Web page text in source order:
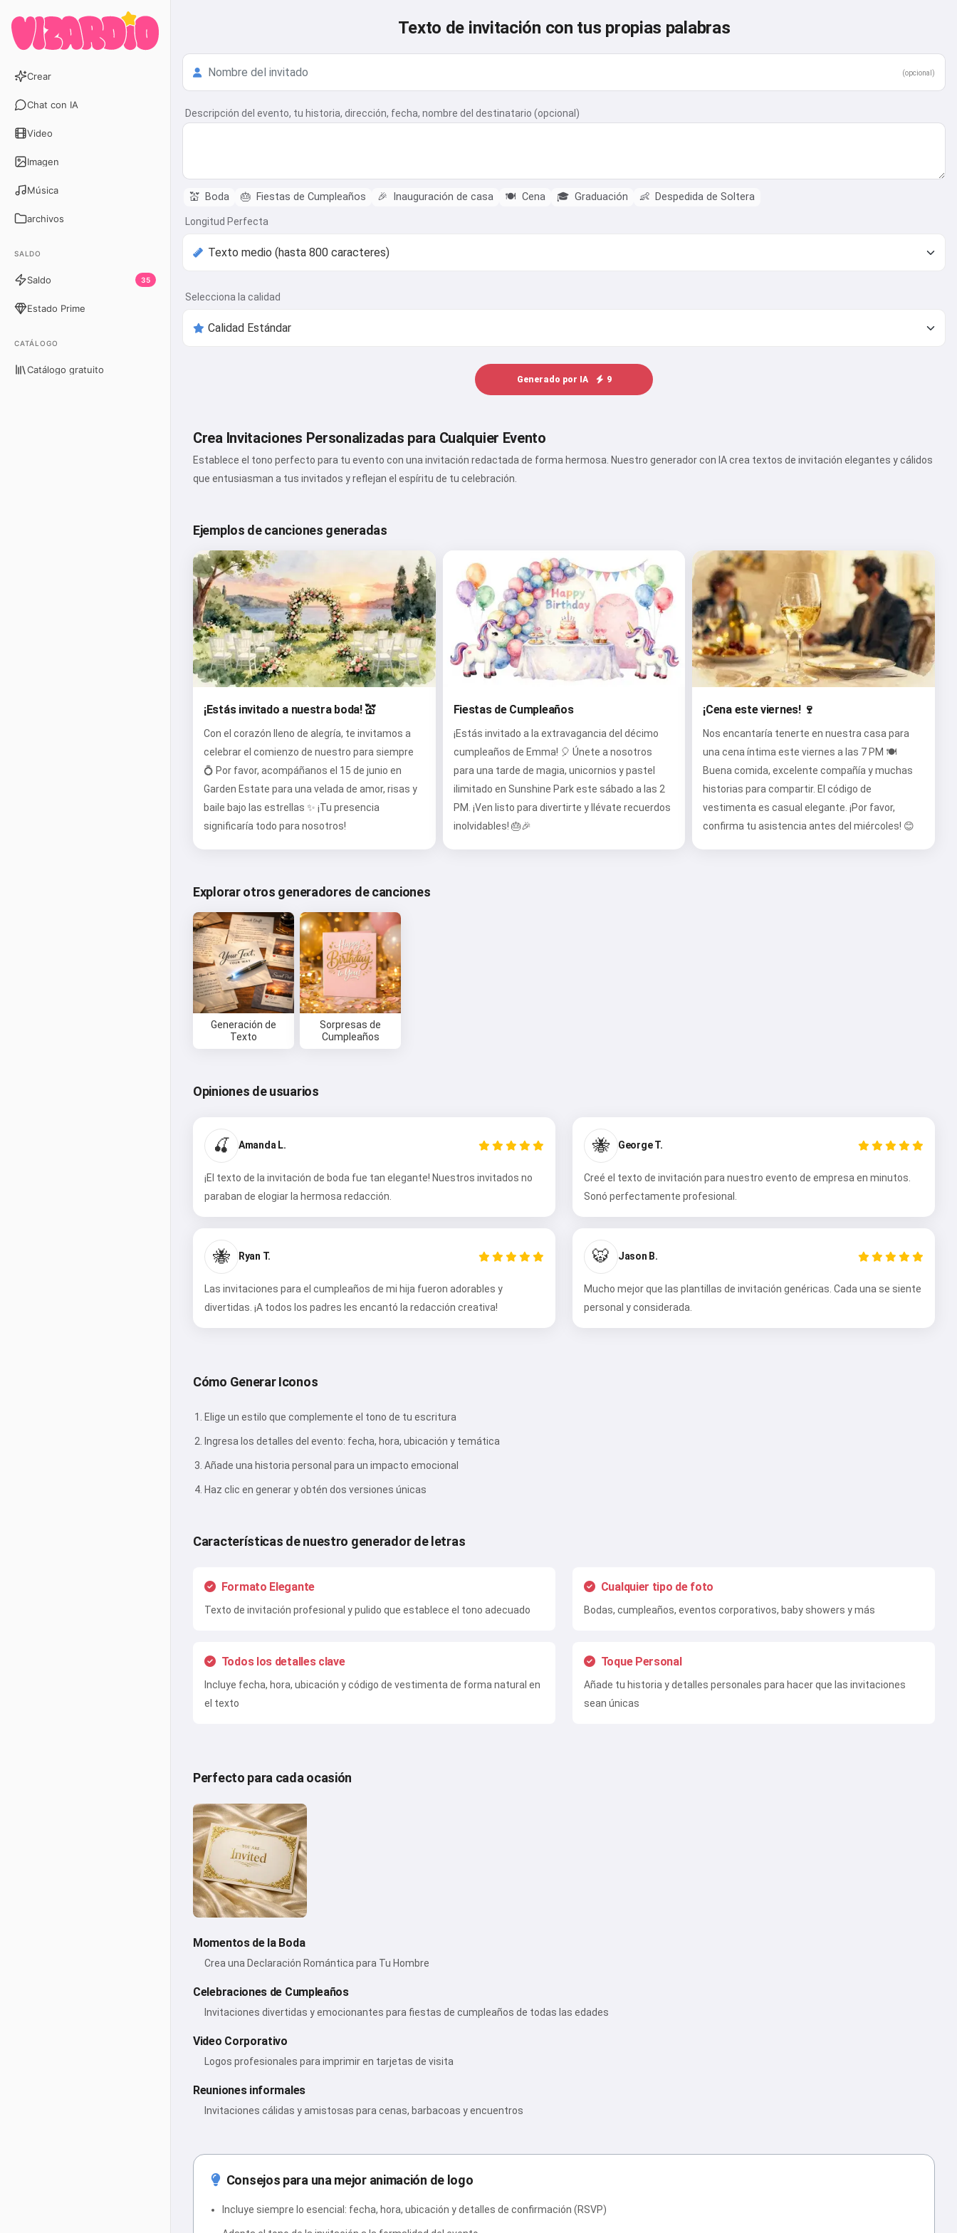
Crear
Chat con IA
Video
Imagen
Música
archivos
SALDO
Saldo 35
Estado Prime
CATÁLOGO
Catálogo gratuito
Texto de invitación con tus propias palabras
(opcional)
Descripción del evento, tu historia, dirección, fecha, nombre del destinatario (opcional)
💒 Boda 🎂 Fiestas de Cumpleaños 🎉 Inauguración de casa 🍽️ Cena 🎓 Graduación 👶 Despedida de Soltera
Longitud Perfecta
Selecciona la calidad
Generado por IA 9
Crea Invitaciones Personalizadas para Cualquier Evento
Establece el tono perfecto para tu evento con una invitación redactada de forma hermosa. Nuestro generador con IA crea textos de invitación elegantes y cálidos
que entusiasman a tus invitados y reflejan el espíritu de tu celebración.
Ejemplos de canciones generadas
¡Estás invitado a nuestra boda! 💒
Con el corazón lleno de alegría, te invitamos a
celebrar el comienzo de nuestro para siempre
💍 Por favor, acompáñanos el 15 de junio en
Garden Estate para una velada de amor, risas y
baile bajo las estrellas ✨ ¡Tu presencia
significaría todo para nosotros!
Fiestas de Cumpleaños
¡Estás invitado a la extravagancia del décimo
cumpleaños de Emma! 🎈 Únete a nosotros
para una tarde de magia, unicornios y pastel
ilimitado en Sunshine Park este sábado a las 2
PM. ¡Ven listo para divertirte y llévate recuerdos
inolvidables! 🎂🎉
¡Cena este viernes! 🍷
Nos encantaría tenerte en nuestra casa para
una cena íntima este viernes a las 7 PM 🍽️
Buena comida, excelente compañía y muchas
historias para compartir. El código de
vestimenta es casual elegante. ¡Por favor,
confirma tu asistencia antes del miércoles! 😊
Explorar otros generadores de canciones
Generación de
Texto
Sorpresas de
Cumpleaños
Opiniones de usuarios
🍒 Amanda L.
¡El texto de la invitación de boda fue tan elegante! Nuestros invitados no
paraban de elogiar la hermosa redacción.
🐝 George T.
Creé el texto de invitación para nuestro evento de empresa en minutos.
Sonó perfectamente profesional.
🐝 Ryan T.
Las invitaciones para el cumpleaños de mi hija fueron adorables y
divertidas. ¡A todos los padres les encantó la redacción creativa!
🐯 Jason B.
Mucho mejor que las plantillas de invitación genéricas. Cada una se siente
personal y considerada.
Cómo Generar Iconos
Elige un estilo que complemente el tono de tu escritura
Ingresa los detalles del evento: fecha, hora, ubicación y temática
Añade una historia personal para un impacto emocional
Haz clic en generar y obtén dos versiones únicas
Características de nuestro generador de letras
Formato Elegante
Texto de invitación profesional y pulido que establece el tono adecuado
Cualquier tipo de foto
Bodas, cumpleaños, eventos corporativos, baby showers y más
Todos los detalles clave
Incluye fecha, hora, ubicación y código de vestimenta de forma natural en
el texto
Toque Personal
Añade tu historia y detalles personales para hacer que las invitaciones
sean únicas
Perfecto para cada ocasión
Momentos de la Boda
Crea una Declaración Romántica para Tu Hombre
Celebraciones de Cumpleaños
Invitaciones divertidas y emocionantes para fiestas de cumpleaños de todas las edades
Video Corporativo
Logos profesionales para imprimir en tarjetas de visita
Reuniones informales
Invitaciones cálidas y amistosas para cenas, barbacoas y encuentros
Consejos para una mejor animación de logo
Incluye siempre lo esencial: fecha, hora, ubicación y detalles de confirmación (RSVP)
poemas y felicitaciones 🥰
Acepto:Términos de Servicio